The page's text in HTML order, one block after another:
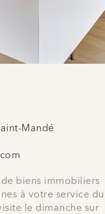
Mandé
biens immobiliers
à votre service du
le dimanche sur